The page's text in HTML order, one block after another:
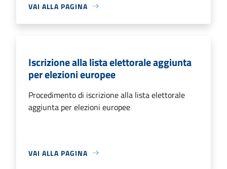
VAI ALLA PAGINA
Iscrizione alla lista elettorale aggiunta
per elezioni europee
Procedimento di iscrizione alla lista elettorale
aggiunta per elezioni europee
VAI ALLA PAGINA